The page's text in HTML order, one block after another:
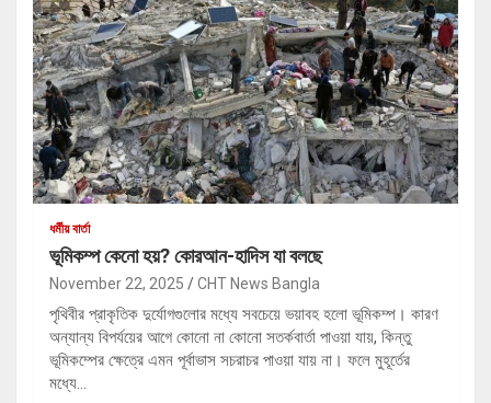
ধর্মীয় বার্তা
ভূমিকম্প কেনো হয়? কোরআন-হাদিস যা বলছে
November 22, 2025 CHT News Bangla
পৃথিবীর প্রাকৃতিক দুর্যোগগুলোর মধ্যে সবচেয়ে ভয়াবহ হলো ভূমিকম্প। কারণ
অন্যান্য বিপর্যয়ের আগে কোনো না কোনো সতর্কবার্তা পাওয়া যায়, কিন্তু
ভূমিকম্পের ক্ষেত্রে এমন পূর্বাভাস সচরাচর পাওয়া যায় না। ফলে মুহূর্তের
মধ্যে…